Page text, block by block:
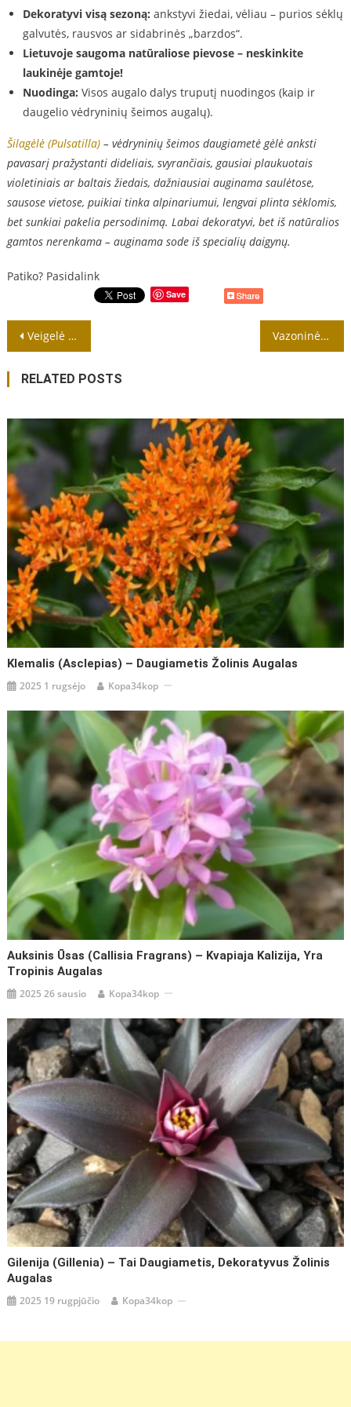
Dekoratyvi visą sezoną: ankstyvi žiedai, vėliau – purios sėklų
galvutės, rausvos ar sidabrinės „barzdos“.
Lietuvoje saugoma natūraliose pievose – neskinkite
laukinėje gamtoje!
Nuodinga: Visos augalo dalys truputį nuodingos (kaip ir
daugelio vėdryninių šeimos augalų).
Šilagėlė (Pulsatilla)– vėdryninių šeimos daugiametė gėlė anksti
pavasarį pražystanti dideliais, svyrančiais, gausiai plaukuotais
violetiniais ar baltais žiedais, dažniausiai auginama saulėtose,
sausose vietose, puikiai tinka alpinariumui, lengvai plinta sėklomis,
bet sunkiai pakelia persodinimą. Labai dekoratyvi, bet iš natūralios
gamtos nerenkama – auginama sode iš specialių daigynų.
Patiko? Pasidalink
Save
Navigacija
tarp
įrašų
Veigelė (Weigela) – labai populiarus, lengvai auginamas dekoratyvinis krūmas Vazoninės gėlės – tai kambariniai augalai, auginami vazonuose patalpose
RELATED POSTS
Klemalis (Asclepias) – Daugiametis Žolinis Augalas
2025 1 rugsėjo Kopa34kop
Auksinis Ūsas (Callisia Fragrans) – Kvapiaja Kalizija, Yra
Tropinis Augalas
2025 26 sausio Kopa34kop
Gilenija (Gillenia) – Tai Daugiametis, Dekoratyvus Žolinis
Augalas
2025 19 rugpjūčio Kopa34kop